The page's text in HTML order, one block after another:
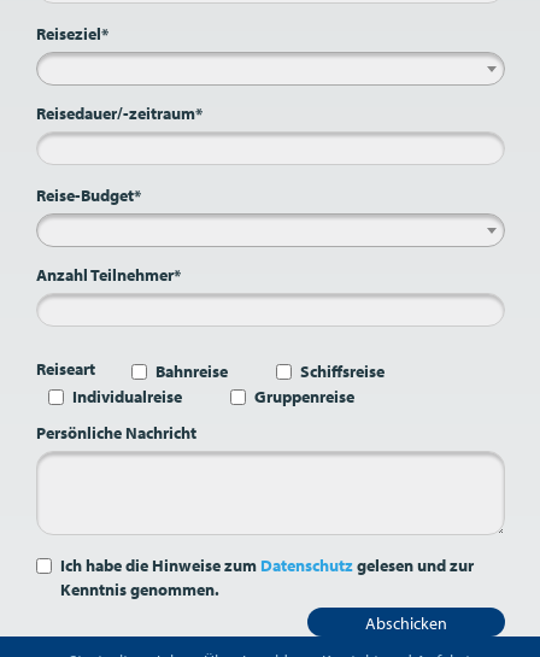
Reiseziel*
Reisedauer/-zeitraum*
Reise-Budget*
Anzahl Teilnehmer*
Reiseart Bahnreise
Schiffsreise
Individualreise
Gruppenreise
Persönliche Nachricht
Ich habe die Hinweise zum Datenschutzgelesen und zur
Kenntnis genommen.
Abschicken